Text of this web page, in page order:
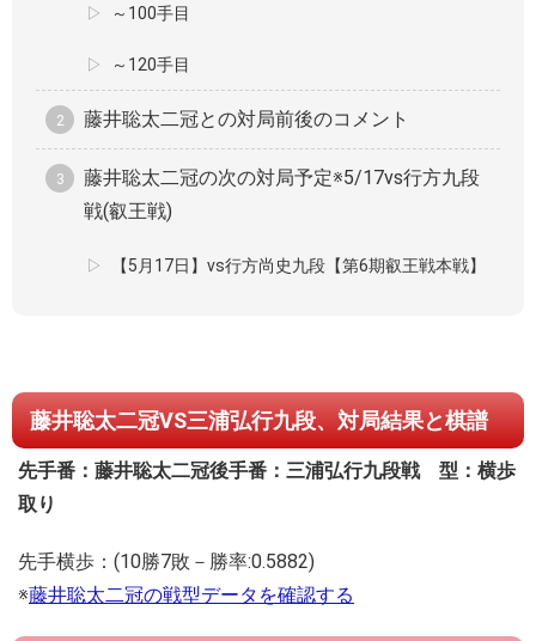
～100手目
～120手目
藤井聡太二冠との対局前後のコメント
藤井聡太二冠の次の対局予定※5/17vs行方九段
戦(叡王戦)
【5月17日】vs行方尚史九段【第6期叡王戦本戦】
藤井聡太二冠VS三浦弘行九段、対局結果と棋譜
先手番：藤井聡太二冠後手番：三浦弘行九段戦 型：横歩
取り
先手横歩：(10勝7敗－勝率:0.5882)
※藤井聡太二冠の戦型データを確認する